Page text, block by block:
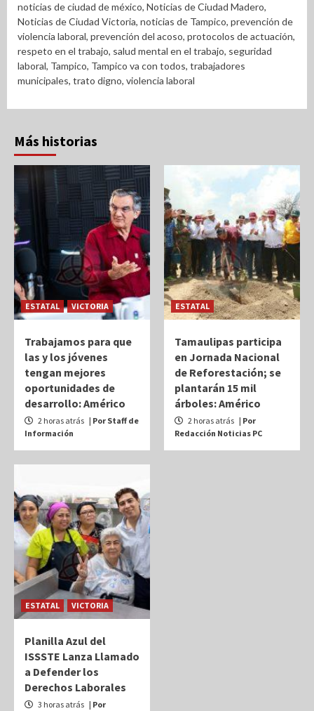
noticias de ciudad de méxico, Noticias de Ciudad Madero,
Noticias de Ciudad Victoria, noticias de Tampico, prevención de
violencia laboral, prevención del acoso, protocolos de actuación,
respeto en el trabajo, salud mental en el trabajo, seguridad
laboral, Tampico, Tampico va con todos, trabajadores
municipales, trato digno, violencia laboral
Más historias
ESTATAL VICTORIA
Trabajamos para que
las y los jóvenes
tengan mejores
oportunidades de
desarrollo: Américo
2 horas atrás | Por Staff de
Información
ESTATAL
Tamaulipas participa
en Jornada Nacional
de Reforestación; se
plantarán 15 mil
árboles: Américo
2 horas atrás | Por
Redacción Noticias PC
ESTATAL VICTORIA
Planilla Azul del
ISSSTE Lanza Llamado
a Defender los
Derechos Laborales
3 horas atrás | Por